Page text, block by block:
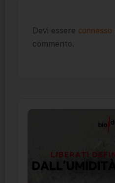
Devi essere connesso
commento.